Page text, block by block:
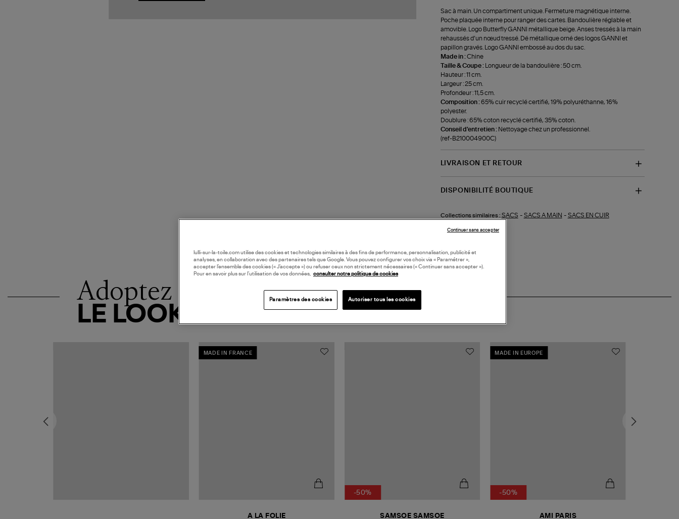
Sac à main. Un compartiment unique. Fermeture magnétique interne.
Poche plaquée interne pour ranger des cartes. Bandoulière réglable et
amovible. Logo Butterfly GANNI métallique beige. Anses tressés à la main
rehaussés d’un nœud tressé. Dé métallique orné des logos GANNI et
papillon gravés. Logo GANNI embossé au dos du sac.
Made in :Chine
Taille & Coupe :
Longueur de la bandoulière : 50 cm.
Hauteur : 11 cm.
Largeur : 25 cm.
Profondeur : 11,5 cm.
Composition :65% cuir recyclé certifié, 19% polyuréthanne, 16%
polyester.
Doublure : 65% coton recyclé certifié, 35% coton.
Conseil d'entretien : Nettoyage chez un professionnel.
(ref-B210004900C)
LIVRAISON ET RETOUR
DISPONIBILITÉ BOUTIQUE
Collections similaires : SACS - SACS A MAIN - SACS EN CUIR
Adoptez
LE LOOK
MADE IN FRANCE
A LA FOLIE
-50%
SAMSOE SAMSOE
MADE IN EUROPE
-50%
AMI PARIS
lulli-sur-la-toile.com utilise des cookies et technologies similaires à des fins de performance, personnalisation, publicité et
analyses, en collaboration avec des partenaires tels que Google. Vous pouvez configurer vos choix via « Paramétrer »,
accepter l’ensemble des cookies (« J’accepte ») ou refuser ceux non strictement nécessaires (« Continuer sans accepter »).
Pour en savoir plus sur l’utilisation de vos données, consulter notre politique de cookies
Paramètres des cookies Autoriser tous les cookies
Continuer sans accepter